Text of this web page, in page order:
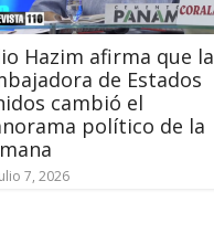
Hazim afirma que la
de Estados
cambió el
político de la
7, 2026